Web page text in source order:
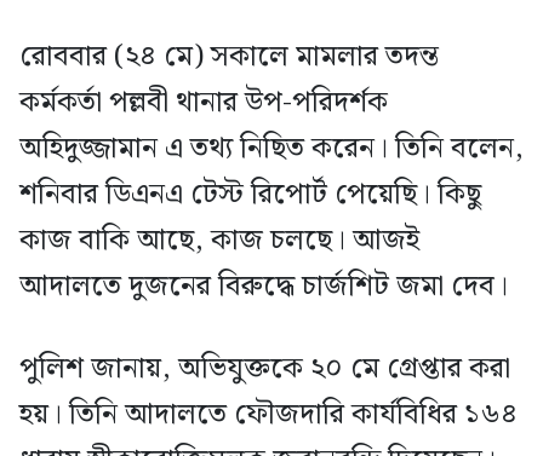
রোববার (২৪ মে) সকালে মামলার তদন্ত
কর্মকর্তা পল্লবী থানার উপ-পরিদর্শক
অহিদুজ্জামান এ তথ্য নিছিত করেন। তিনি বলেন,
শনিবার ডিএনএ টেস্ট রিপোর্ট পেয়েছি। কিছু
কাজ বাকি আছে, কাজ চলছে। আজই
আদালতে দুজনের বিরুদ্ধে চার্জশিট জমা দেব।
পুলিশ জানায়, অভিযুক্তকে ২০ মে গ্রেপ্তার করা
হয়। তিনি আদালতে ফৌজদারি কার্যবিধির ১৬৪